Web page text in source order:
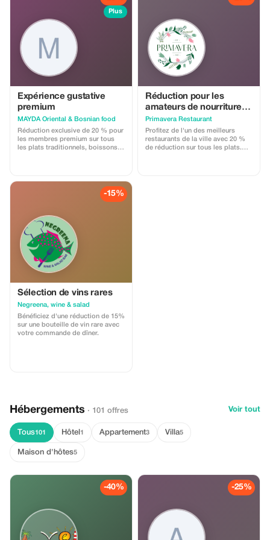
Plus
Expérience gustative
premium
MAYDA Oriental & Bosnian food
Réduction exclusive de 20 % pour
les membres premium sur tous
les plats traditionnels, boissons
Réduction pour les
amateurs de nourriture -
20 % off
Primavera Restaurant
Profitez de l'un des meilleurs
restaurants de la ville avec 20 %
de réduction sur tous les plats.
-15%
Sélection de vins rares
Negreena, wine & salad
Bénéficiez d'une réduction de 15%
sur une bouteille de vin rare avec
votre commande de dîner.
Hébergements · 101 offres Voir tout
Tous101 Hôtel 1 Appartement3 Villa5
Maison d'hôtes5
-40% -25%